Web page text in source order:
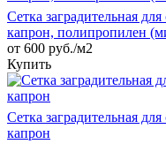
Сетка заградительная
капрон, полипропилен
от 600 руб./м2
Купить
Сетка заградительная
капрон